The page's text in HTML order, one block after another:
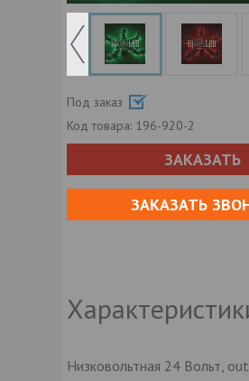
Под заказ
Код товара: 196-920-2
ЗАКАЗАТЬ
ЗАКАЗАТЬ
Низковольтная 24 Вольт,